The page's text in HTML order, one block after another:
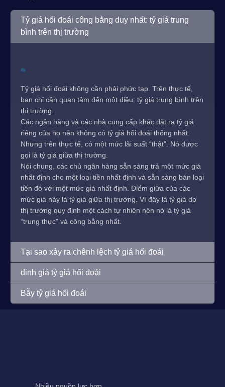
Tỷ giá hối đoái công bằng duy nhất: tỷ giá trung
bình trên thị trường
Tỷ giá hối đoái không cần phải phức tạp. Trên thực tế,
bạn chỉ cần quan tâm đến một điều: tỷ giá trung bình trên
thị trường.
Các ngân hàng và các nhà cung cấp khác đặt ra tỷ giá
riêng của họ nên không có tỷ giá hối đoái thống nhất.
Nhưng trên thực tế, có một mức lãi suất “thật”. Nó được
gọi là tỷ giá giữa thị trường.
Nói chung, các chủ ngân hàng sẵn sàng trả một mức giá
nhất định cho một loại tiền nhất định và sẵn sàng bán loại
tiền đó với một mức giá nhất định. Điểm giữa của các
mức giá này là tỷ giá giữa thị trường. Vì đây là tỷ giá do
thị trường quy định một cách tự nhiên nên nó là tỷ giá
“trung thực” và công bằng nhất.
Tại sao xảy ra chênh lệch tỷ giá hối đoái
định giá tỷ giá hối đoái
Bẫy tỷ giá hối đoái